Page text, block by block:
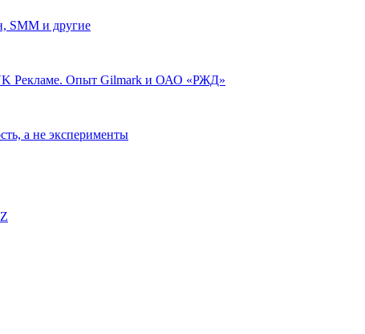
SMM и другие
Рекламе. Опыт Gilmark и ОАО «РЖД»
а не эксперименты